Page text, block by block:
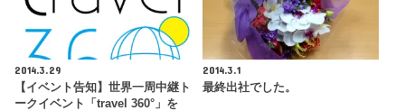
2014.3.29
【イベント告知】世界一周中継ト
ークイベント「travel 360°」を
2014.3.1
最終出社でした。